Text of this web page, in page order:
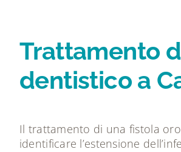
Trattamento
dentistico a
Il trattamento di una fistola
identificare l’estensione